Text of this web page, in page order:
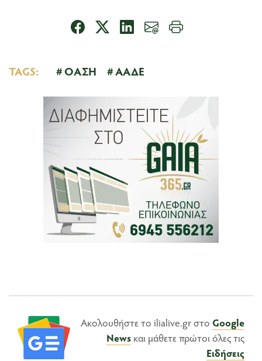
TAGS: ΟΑΣΗ ΑΑΔΕ
Ακολουθήστε το ilialive.gr στο Google
News και μάθετε πρώτοι όλες τις
Ειδήσεις